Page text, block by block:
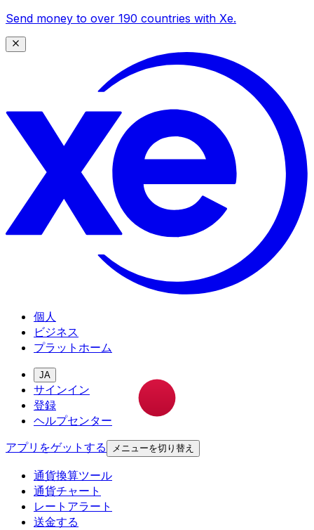
Send money to over 190 countries with Xe.
個人
ビジネス
プラットホーム
JA
サインイン
登録
ヘルプセンター
アプリをゲットする
メニューを切り替え
通貨換算ツール
通貨チャート
レートアラート
送金する